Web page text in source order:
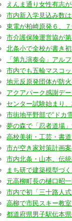
えんま通り女性有志
市内新入学見込み数
東電が柏崎原発６、
市介護保険運営協が
北条小で全校が書き
「第九演奏会」アル
市内でも五輪マスコ
地元反原発団体が防
アクアパーク感謝デ
センター試験始まり
市街地平野部で“ドカ
夢の森で「忍者道場
高校美術・工芸・書
市が空き家対策計画
市内北条・山本、伝
まち研で建築模型づ
元高柳町長の樋口昭
市内で初「三十路人
高柳で市民スキー教
都道府県男子駅伝本